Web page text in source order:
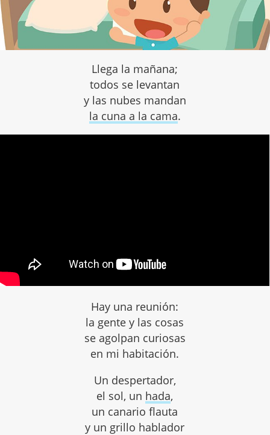
Llega la mañana;
todos se levantan
y las nubes mandan
la cuna a la cama.
Hay una reunión:
la gente y las cosas
se agolpan curiosas
en mi habitación.
Un despertador,
el sol, un hada,
un canario flauta
y un grillo hablador